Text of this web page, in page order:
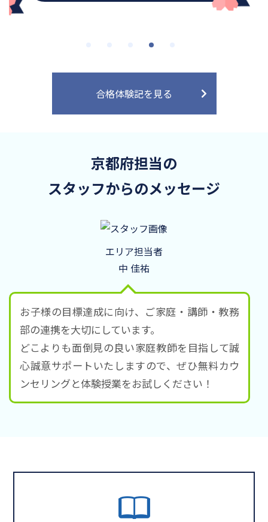
合格体験記を見る
京都府担当の
スタッフからのメッセージ
エリア担当者
中 佳祐
お子様の目標達成に向け、ご家庭・講師・教務
部の連携を大切にしています。
どこよりも面倒見の良い家庭教師を目指して誠
心誠意サポートいたしますので、ぜひ無料カウ
ンセリングと体験授業をお試しください！